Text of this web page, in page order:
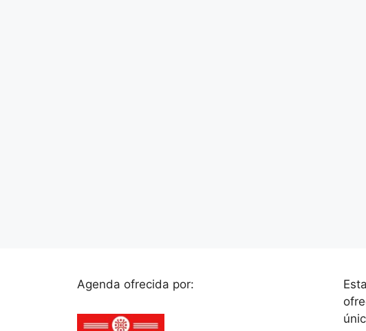
Agenda ofrecida por: